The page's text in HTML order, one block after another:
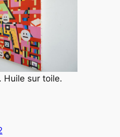
Huile sur toile.